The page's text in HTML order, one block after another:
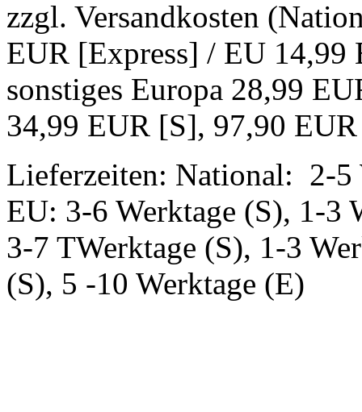
zzgl. Versandkosten
EUR [Express] / EU
sonstiges Europa 28,99
34,99 EUR [S], 97,90
Lieferzeiten: National: 2-5
EU: 3-6 Werktage (S), 1-3
3-7 TWerktage (S), 1-3
(S), 5 -10 Werktage (E)